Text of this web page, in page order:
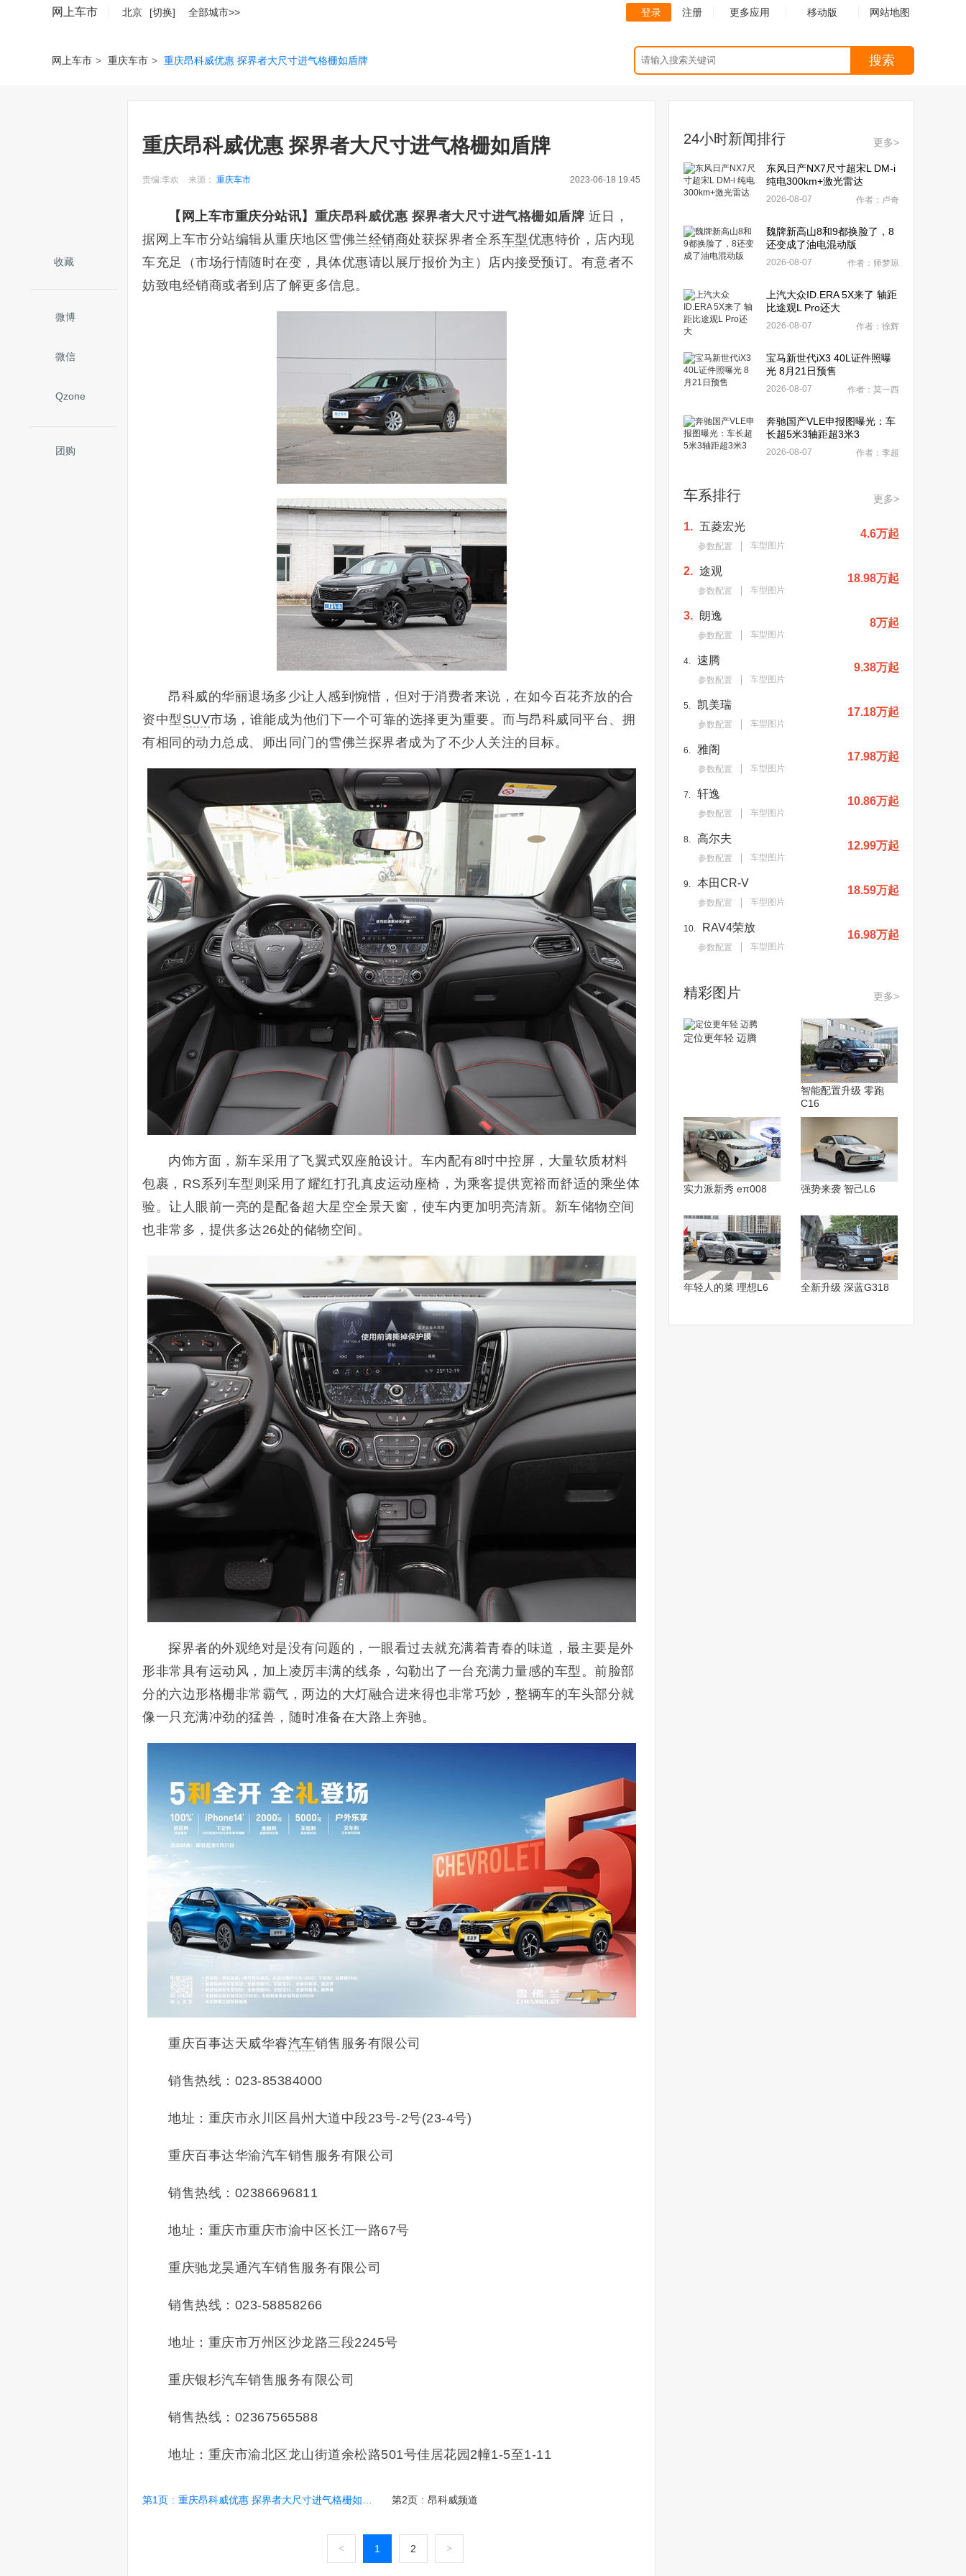
网上车市 北京 [切换] 全部城市>> 登录 注册 更多应用 移动版 网站地图
网上车市 > 重庆车市 > 重庆昂科威优惠 探界者大尺寸进气格栅如盾牌 搜索
收藏
微博
微信
Qzone
团购
重庆昂科威优惠 探界者大尺寸进气格栅如盾牌
责编:李欢 来源： 重庆车市 2023-06-18 19:45
【网上车市重庆分站讯】 重庆昂科威优惠 探界者大尺寸进气格栅如盾牌 近日，
据网上车市分站编辑从重庆地区雪佛兰经销商处获探界者全系车型优惠特价，店内现
车充足（市场行情随时在变，具体优惠请以展厅报价为主）店内接受预订。有意者不
妨致电经销商或者到店了解更多信息。
昂科威的华丽退场多少让人感到惋惜，但对于消费者来说，在如今百花齐放的合
资中型 SUV市场，谁能成为他们下一个可靠的选择更为重要。而与昂科威同平台、拥
有相同的动力总成、师出同门的雪佛兰探界者成为了不少人关注的目标。
内饰方面，新车采用了飞翼式双座舱设计。车内配有8吋中控屏，大量软质材料
包裹，RS系列车型则采用了耀红打孔真皮运动座椅，为乘客提供宽裕而舒适的乘坐体
验。让人眼前一亮的是配备超大星空全景天窗，使车内更加明亮清新。新车储物空间
也非常多，提供多达26处的储物空间。
探界者的外观绝对是没有问题的，一眼看过去就充满着青春的味道，最主要是外
形非常具有运动风，加上凌厉丰满的线条，勾勒出了一台充满力量感的车型。前脸部
分的六边形格栅非常霸气，两边的大灯融合进来得也非常巧妙，整辆车的车头部分就
像一只充满冲劲的猛兽，随时准备在大路上奔驰。
重庆百事达天威华睿汽车销售服务有限公司
销售热线：023-85384000
地址：重庆市永川区昌州大道中段23号-2号(23-4号)
重庆百事达华渝汽车销售服务有限公司
销售热线：02386696811
地址：重庆市重庆市渝中区长江一路67号
重庆驰龙昊通汽车销售服务有限公司
销售热线：023-58858266
地址：重庆市万州区沙龙路三段2245号
重庆银杉汽车销售服务有限公司
销售热线：02367565588
地址：重庆市渝北区龙山街道余松路501号佳居花园2幢1-5至1-11
第1页 : 重庆昂科威优惠 探界者大尺寸进气格栅如盾牌 第2页 : 昂科威频道
< 1 2 >
24小时新闻排行 更多>
东风日产NX7尺寸超宋L DM-i
纯电300km+激光雷达
2026-08-07 作者：卢奇
魏牌新高山8和9都换脸了，8
还变成了油电混动版
2026-08-07 作者：师梦琼
上汽大众ID.ERA 5X来了 轴距
比途观L Pro还大
2026-08-07 作者：徐辉
宝马新世代iX3 40L证件照曝
光 8月21日预售
2026-08-07 作者：莫一西
奔驰国产VLE申报图曝光：车
长超5米3轴距超3米3
2026-08-07 作者：李超
车系排行 更多>
1. 五菱宏光
参数配置 车型图片
4.6万起
2. 途观
参数配置 车型图片
18.98万起
3. 朗逸
参数配置 车型图片
8万起
4. 速腾
参数配置 车型图片
9.38万起
5. 凯美瑞
参数配置 车型图片
17.18万起
6. 雅阁
参数配置 车型图片
17.98万起
7. 轩逸
参数配置 车型图片
10.86万起
8. 高尔夫
参数配置 车型图片
12.99万起
9. 本田CR-V
参数配置 车型图片
18.59万起
10. RAV4荣放
参数配置 车型图片
16.98万起
精彩图片 更多>
定位更年轻 迈腾
智能配置升级 零跑
C16
实力派新秀 eπ008 强势来袭 智己L6
年轻人的菜 理想L6 全新升级 深蓝G318